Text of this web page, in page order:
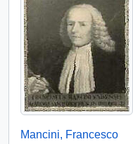
Mancini, Francesco